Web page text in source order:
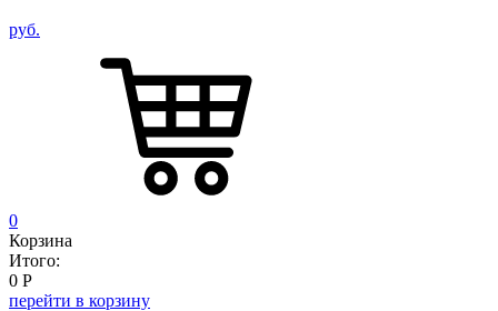
руб.
0
Корзина
Итого:
0 Р
перейти в корзину